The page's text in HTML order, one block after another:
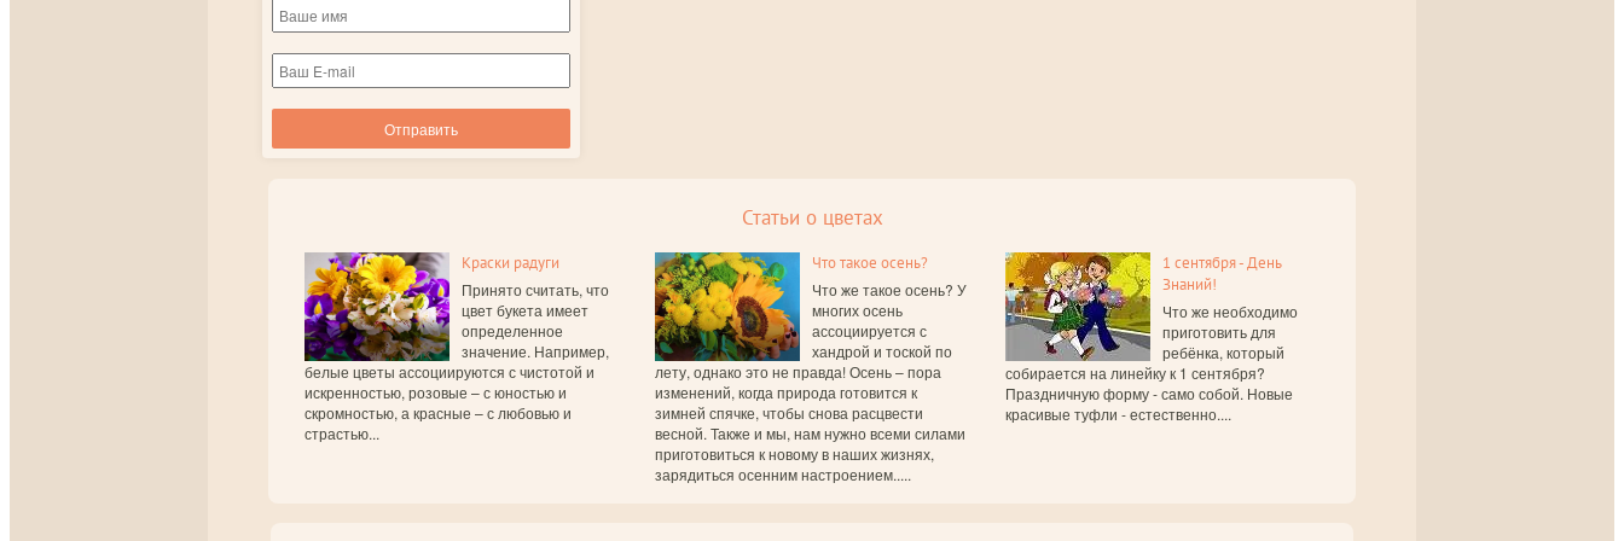
Статьи о цветах
Краски радуги
Принято считать, что
цвет букета имеет
определенное
значение. Например,
белые цветы ассоциируются с чистотой и
искренностью, розовые – с юностью и
скромностью, а красные – с любовью и
страстью...
Что такое осень?
Что же такое осень? У
многих осень
ассоциируется с
хандрой и тоской по
лету, однако это не правда! Осень – пора
изменений, когда природа готовится к
зимней спячке, чтобы снова расцвести
весной. Также и мы, нам нужно всеми силами
приготовиться к новому в наших жизнях,
зарядиться осенним настроением.....
1 сентября - День
Знаний!
Что же необходимо
приготовить для
ребёнка, который
собирается на линейку к 1 сентября?
Праздничную форму - само собой. Новые
красивые туфли - естественно....